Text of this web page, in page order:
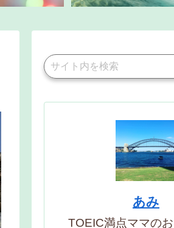
あみ
TOEIC満点ママの